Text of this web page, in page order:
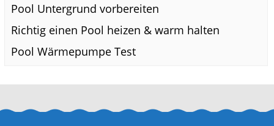
Pool Untergrund vorbereiten
Richtig einen Pool heizen & warm halten
Pool Wärmepumpe Test